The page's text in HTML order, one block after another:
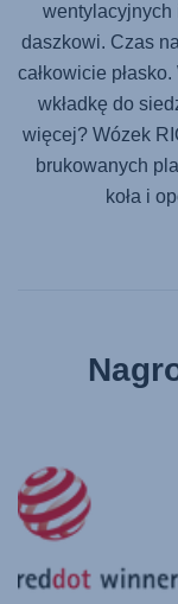
wentylacyjnych
daszkowi. Czas
całkowicie
wkładkę do
więcej? Wózek
brukowanych
koła i